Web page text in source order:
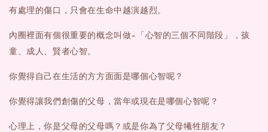
有處理的傷口，只會在生命中越演越烈。
內圈裡面有個很重要的概念叫做-「心智的三個不同階段」，孩
童、成人、賢者心智。
你覺得自己在生活的方方面面是哪個心智呢？
你覺得讓我們創傷的父母，當年或現在是哪個心智呢？
心理上，你是父母的父母嗎？或是你為了父母犧牲朋友？